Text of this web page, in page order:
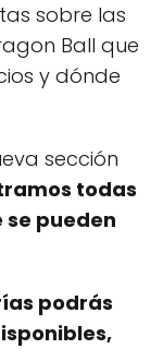
sobre las
Ball que
y dónde
sección
todas
se pueden
podrás